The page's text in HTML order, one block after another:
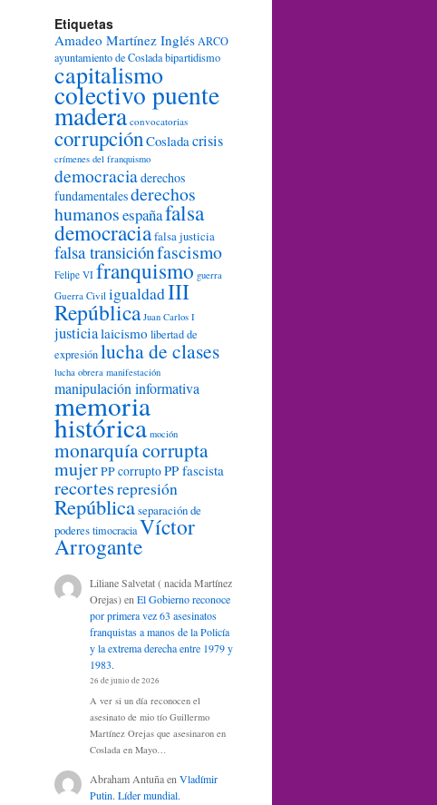
Etiquetas
Amadeo Martínez Inglés ARCO
ayuntamiento de Cosladabipartidismo
capitalismo
colectivo puente
madera convocatorias
corrupciónCosladacrisis
crímenes del franquismo
democraciaderechos
fundamentalesderechos
humanosespañafalsa
democraciafalsa justicia
falsa transiciónfascismo
Felipe VI franquismo guerra
Guerra Civil igualdadIII
República Juan Carlos I
justicialaicismo libertad de
expresiónlucha de clases
lucha obrera manifestación
manipulación informativa
memoria
histórica moción
monarquía corrupta
mujerPP corruptoPP fascista
recortesrepresión
Repúblicaseparación de
poderestimocraciaVíctor
Arrogante
Liliane Salvetat ( nacida Martínez
Orejas)en El Gobierno reconoce
por primera vez 63 asesinatos
franquistas a manos de la Policía
y la extrema derecha entre 1979 y
1983.
26 de junio de 2026
A ver si un día reconocen el
asesinato de mio tío Guillermo
Martínez Orejas que asesinaron en
Coslada en Mayo…
Abraham AntuñaenVladímir
Putin. Líder mundial.